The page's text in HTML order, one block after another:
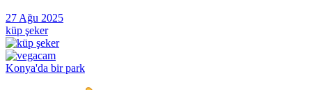
27 Ağu 2025
küp şeker
Konya'da bir park